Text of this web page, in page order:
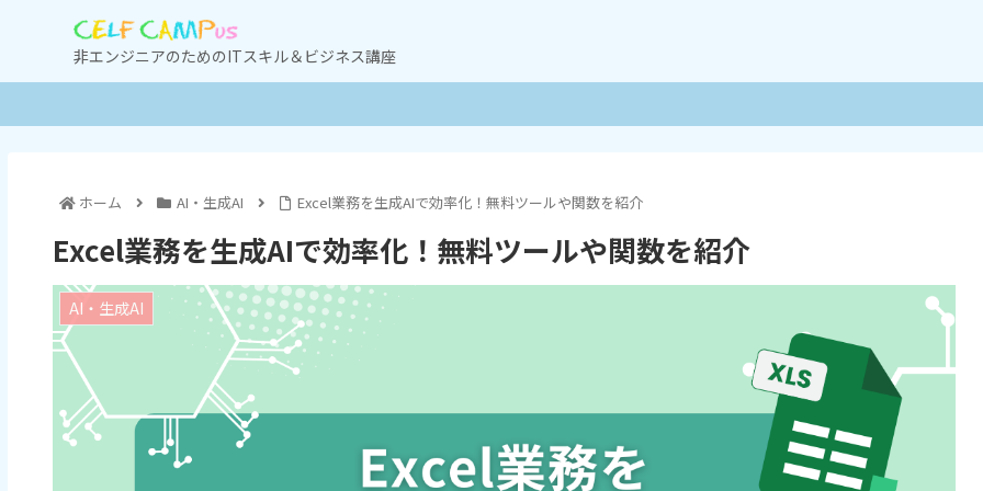
非エンジニアのためのITスキル＆ビジネス講座
ホーム AI・生成AI Excel業務を生成AIで効率化！無料ツールや関数を紹介
Excel業務を生成AIで効率化！無料ツールや関数を紹介
AI・生成AI